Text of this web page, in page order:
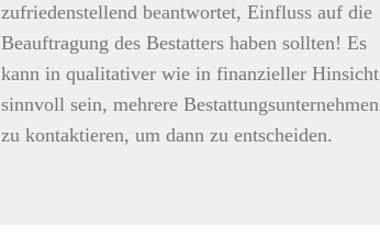
zufriedenstellend beantwortet, Einfluss auf die
Beauftragung des Bestatters haben sollten! Es
kann in qualitativer wie in finanzieller Hinsicht
sinnvoll sein, mehrere Bestattungsunternehmen
zu kontaktieren, um dann zu entscheiden.